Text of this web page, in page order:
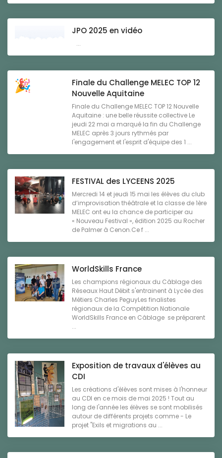
JPO 2025 en vidéo
...
Finale du Challenge MELEC TOP 12
Nouvelle Aquitaine
Finale du Challenge MELEC TOP 12 Nouvelle
Aquitaine : une belle réussite collective Le
jeudi 22 mai a marqué la fin du Challenge
MELEC après 3 jours rythmés par
l'engagement et l'esprit d'équipe des 1 ...
FESTIVAL des LYCEENS 2025
Mercredi 14 et jeudi 15 mai les élèves du club
d’improvisation théâtrale et la classe de 1ère
MELEC ont eu la chance de participer au
« Nouveau Festival », édition 2025 au Rocher
de Palmer à Cenon.Ce f ...
WorldSkills France
Les champions régionaux du Câblage des
Réseaux Haut Débit s'entrainent à Lycée des
Métiers Charles PeguyLes finalistes
régionaux de la Compétition Nationale
WorldSkills France en Câblage se préparent
...
Exposition de travaux d'élèves au
CDI
Les créations d'élèves sont mises à l'honneur
au CDI en ce mois de mai 2025 ! Tout au
long de l'année les élèves se sont mobilisés
autour de différents projets comme - Le
projet "Exils et migrations au ...